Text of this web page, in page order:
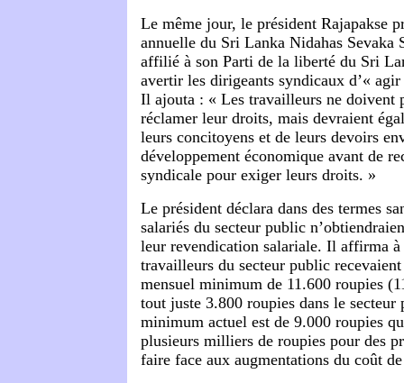
Le même jour, le président Rajapakse
annuelle du Sri Lanka Nidahas Sevaka
affilié à son Parti de la liberté du Sri
avertir les dirigeants syndicaux d’«
Il ajouta : « Les travailleurs ne doivent
réclamer leur droits, mais devraient
leurs concitoyens et de leurs devoirs
développement économique avant de
syndicale pour exiger leurs droits. »
Le président déclara dans des termes
salariés du secteur public
leur revendication salariale. Il affirma à
travailleurs du secteur public
mensuel minimum de 11.600 roupies
tout juste 3.800 roupies dans le secteur
minimum actuel est de 9.000 roupies
plusieurs milliers de roupies pour des
faire face aux augmentations du coût